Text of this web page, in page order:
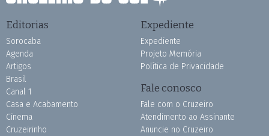
Editorias
Sorocaba
Agenda
Artigos
Brasil
Canal 1
Casa e Acabamento
Cinema
Cruzeirinho
Expediente
Expediente
Projeto Memória
Política de Privacidade
Fale conosco
Fale com o Cruzeiro
Atendimento ao Assinante
Anuncie no Cruzeiro